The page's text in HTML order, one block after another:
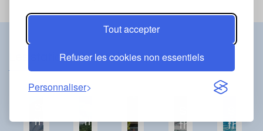
Tout accepter
Refuser les cookies non essentiels
Personnaliser
Les stations thermales à proximité
thermale thermale
thermale